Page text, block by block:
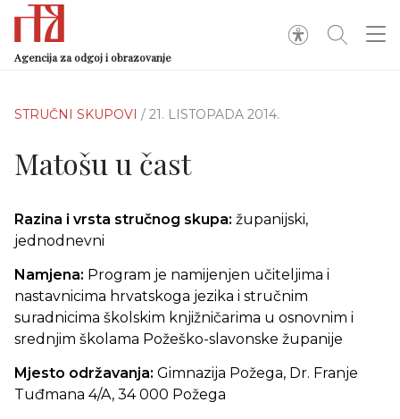
Agencija za odgoj i obrazovanje
STRUČNI SKUPOVI / 21. LISTOPADA 2014.
Matošu u čast
Razina i vrsta stručnog skupa: županijski,
jednodnevni
Namjena: Program je namijenjen učiteljima i
nastavnicima hrvatskoga jezika i stručnim
suradnicima školskim knjižničarima u osnovnim i
srednjim školama Požeško-slavonske županije
Mjesto održavanja: Gimnazija Požega, Dr. Franje
Tuđmana 4/A, 34 000 Požega